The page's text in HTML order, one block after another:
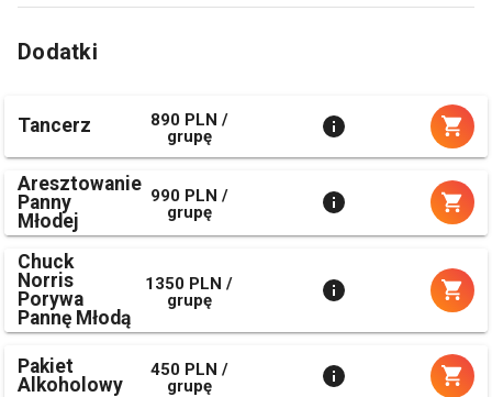
Dodatki
Tancerz
890 PLN /
grupę
Aresztowanie
Panny
Młodej
990 PLN /
grupę
Chuck
Norris
Porywa
Pannę Młodą
1350 PLN /
grupę
Pakiet
Alkoholowy
450 PLN /
grupę